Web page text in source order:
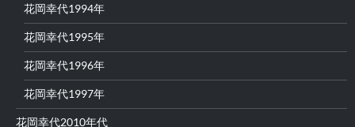
花岡幸代1994年
花岡幸代1995年
花岡幸代1996年
花岡幸代1997年
花岡幸代2010年代